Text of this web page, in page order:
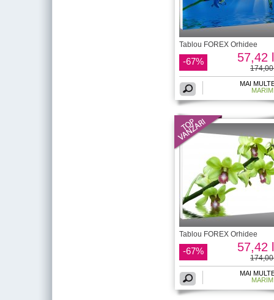
Tablou FOREX Orhidee
-67% 57,42
MAI
Tablou FOREX Orhidee
-67% 57,42
MAI